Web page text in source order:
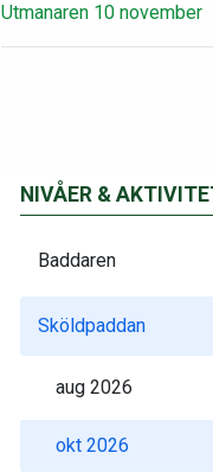
Utmanaren 10 november
NIVÅER &
Baddaren
Sköldpaddan
aug 2026
okt 2026